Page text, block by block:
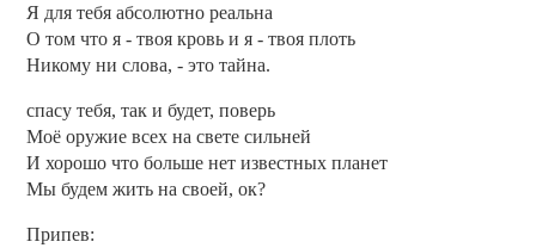
Я для тебя абсолютно реальна
О том что я - твоя кровь и я - твоя плоть
Никому ни слова, - это тайна.
спасу тебя, так и будет, поверь
Моё оружие всех на свете сильней
И хорошо что больше нет известных планет
Мы будем жить на своей, ок?
Припев: